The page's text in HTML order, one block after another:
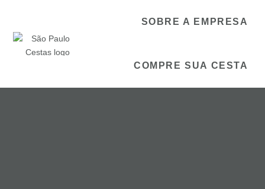
SOBRE A EMPRESA
COMPRE SUA CESTA